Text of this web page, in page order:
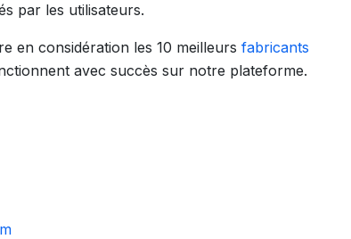
par les utilisateurs.
en considération les 10 meilleurs fabricants
avec succès sur notre plateforme.